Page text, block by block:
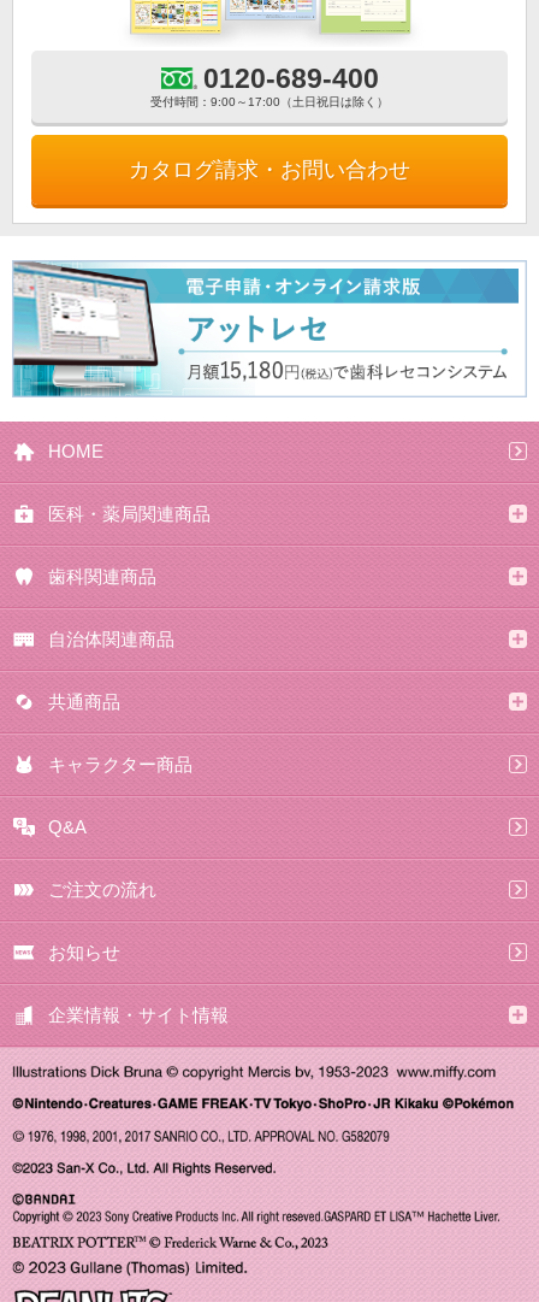
0120-689-400
受付時間：9:00～17:00（土日祝日は除く）
カタログ請求・お問い合わせ
HOME
医科・薬局関連商品
歯科関連商品
自治体関連商品
共通商品
キャラクター商品
Q&A
ご注文の流れ
お知らせ
企業情報・サイト情報